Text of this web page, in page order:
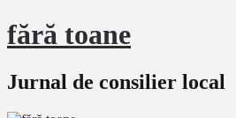
fără toane
Jurnal de consilier local